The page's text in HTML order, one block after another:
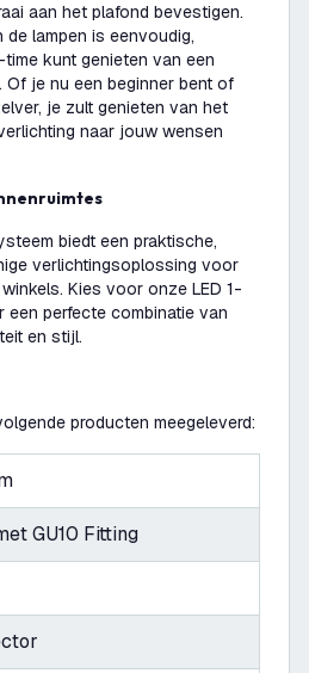
aan het plafond bevestigen.
lampen is eenvoudig,
kunt genieten van een
Of je nu een beginner bent of
je zult genieten van het
naar jouw wensen
biedt een praktische,
verlichtingsoplossing voor
Kies voor onze LED 1-
perfecte combinatie van
en stijl.
producten meegeleverd:
GU10 Fitting